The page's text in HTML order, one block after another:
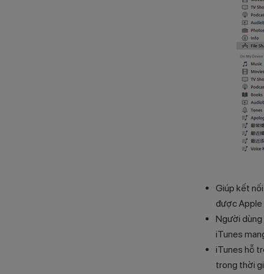
Giúp kết
được Apple
Người dùng
iTunes
iTunes hỗ
trong thời